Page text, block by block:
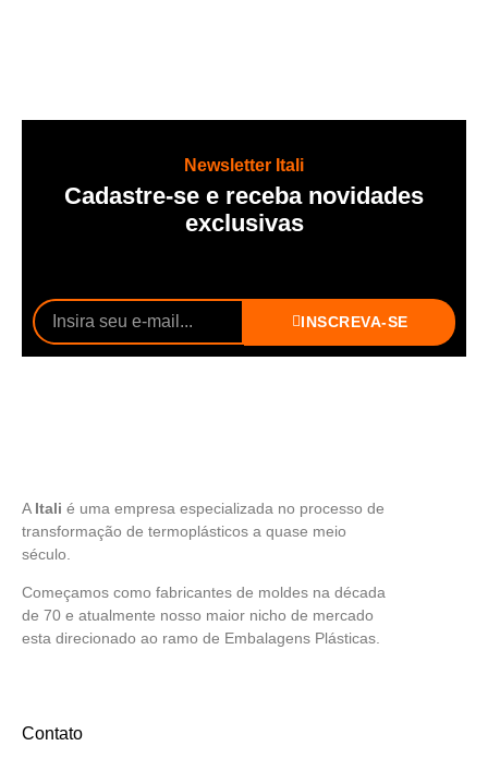
Newsletter Itali
Cadastre-se e receba novidades
exclusivas
INSCREVA-SE
A Itali é uma empresa especializada no processo de
transformação de termoplásticos a quase meio
século.
Começamos como fabricantes de moldes na década
de 70 e atualmente nosso maior nicho de mercado
esta direcionado ao ramo de Embalagens Plásticas.
Contato